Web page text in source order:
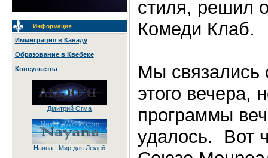
Информация
Иммиграция в Канаду
Образование в Квебеке
Консульства
Дмитрий Огма
Наяна - Мир для Людей
стиля, решил
Комеди Клаб.
Мы связались
этого вечера,
программы
удалось. Вот